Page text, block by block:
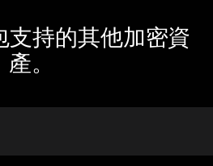
持的其他加密資
產。